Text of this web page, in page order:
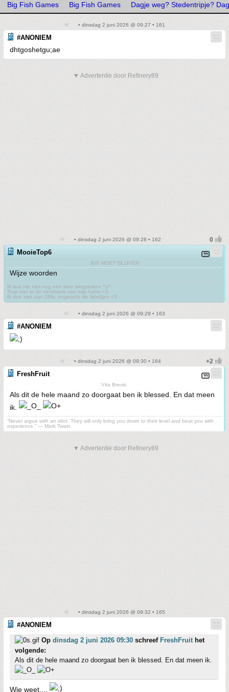
Big Fish Games Big Fish Games Dagje weg? Stedentripje?
• dinsdag 2 juni 2026 @ 09:27 • 161
#ANONIEM
dhtgoshetgu;ae
▼ Advertentie door Refinery89
• dinsdag 2 juni 2026 @ 09:28 • 162
MooieTop6
JUS MOET BLIJVEN
Wijze woorden
Ik laat me niet nog een keer wegpesten ^p^
Trap niet in de verzinsels van mijn hater <3
Ik doe niet aan DMs, ongeacht de fabeltjes <3
• dinsdag 2 juni 2026 @ 09:29 • 163
#ANONIEM
• dinsdag 2 juni 2026 @ 09:30 • 164
FreshFruit
Vita Brevis.
Als dit de hele maand zo doorgaat ben ik blessed. En dat meen
ik.
“Never argue with an idiot. They will only bring you down to their level and beat you with
experience.” ― Mark Twain.
▼ Advertentie door Refinery89
• dinsdag 2 juni 2026 @ 09:32 • 165
#ANONIEM
Op dinsdag 2 juni 2026 09:30 schreef FreshFruithet
volgende:
Als dit de hele maand zo doorgaat ben ik blessed. En dat meen ik.
Wie weet....